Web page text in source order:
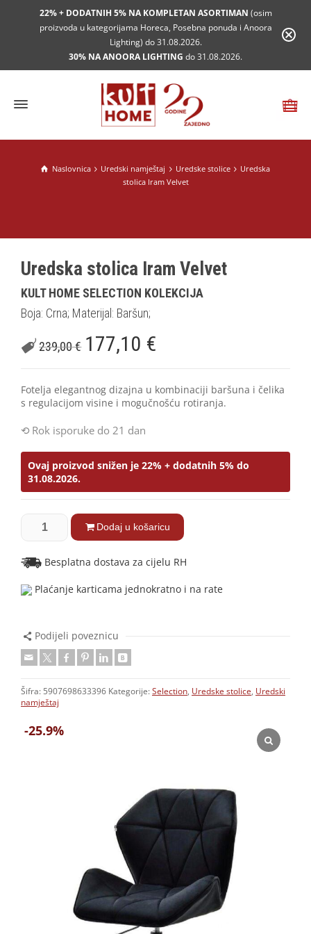
22% + DODATNIH 5% NA KOMPLETAN ASORTIMAN (osim
proizvoda u kategorijama Horeca, Posebna ponuda i Anoora
Lighting) do 31.08.2026.
30% NA ANOORA LIGHTING do 31.08.2026.
Naslovnica Uredski namještaj Uredske stolice
Uredska
stolica Iram Velvet
-25.9%
Uredska stolica Iram Velvet
KULT HOME SELECTION KOLEKCIJA
Boja: Crna; Materijal: Baršun;
239,00€ 177,10 €
Fotelja elegantnog dizajna u kombinaciji baršuna i čelika
s regulacijom visine i mogučnošću rotiranja.
Rok isporuke do 21 dan
Ovaj proizvod snižen je 22% + dodatnih 5% do
31.08.2026.
Dodaj u košaricu
Besplatna dostava za cijelu RH
Plaćanje karticama jednokratno i na rate
Podijeli poveznicu
Šifra: 5907698633396 Kategorije: Selection, Uredske stolice, Uredski
namještaj